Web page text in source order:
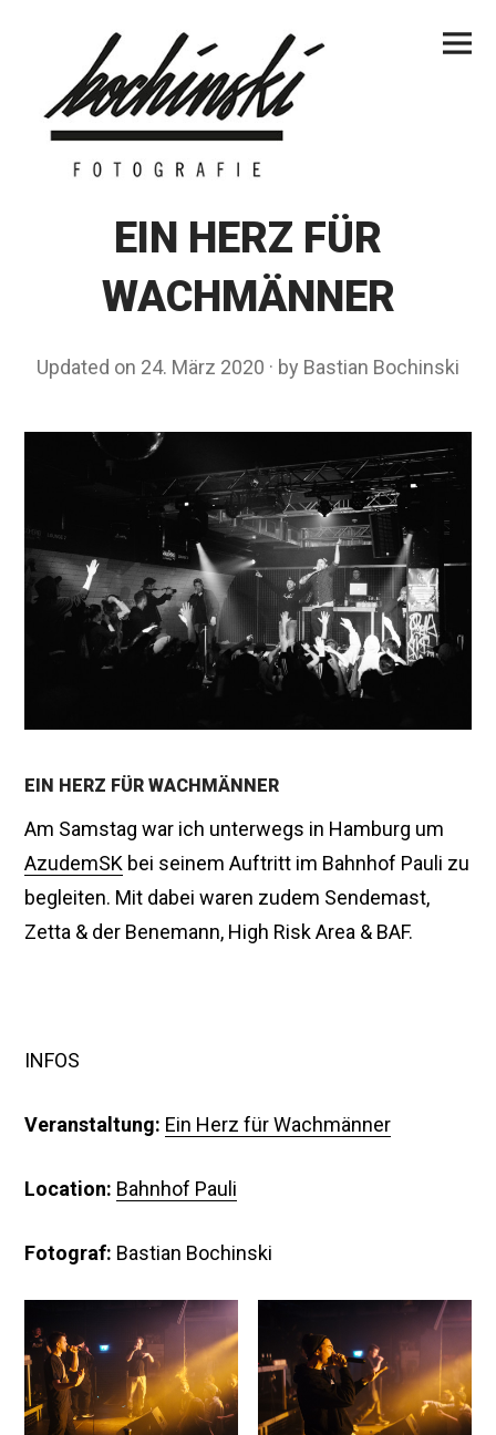
Menu
EIN HERZ FÜR
WACHMÄNNER
Updated on 24. März 2020 1
F
b
r
u
a
r
2
1
6
by Bastian Bochinski
EIN HERZ FÜR WACHMÄNNER
Am Samstag war ich unterwegs in Hamburg um
AzudemSK bei seinem Auftritt im Bahnhof Pauli zu
begleiten. Mit dabei waren zudem Sendemast,
Zetta & der Benemann, High Risk Area & BAF.
INFOS
Veranstaltung: Ein Herz für Wachmänner
Location: Bahnhof Pauli
Fotograf: Bastian Bochinski